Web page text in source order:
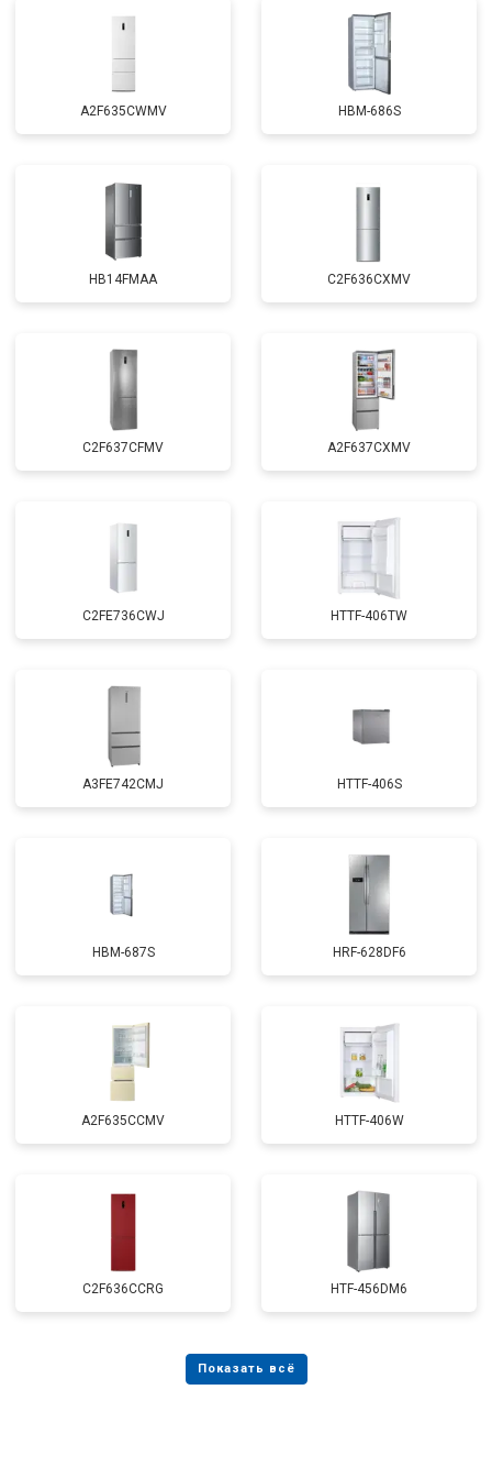
A2F635CWMV HBM-686S
HB14FMAA C2F636CXMV
C2F637CFMV A2F637CXMV
C2FE736CWJ HTTF-406TW
A3FE742CMJ HTTF-406S
HBM-687S HRF-628DF6
A2F635CCMV HTTF-406W
C2F636CCRG HTF-456DM6